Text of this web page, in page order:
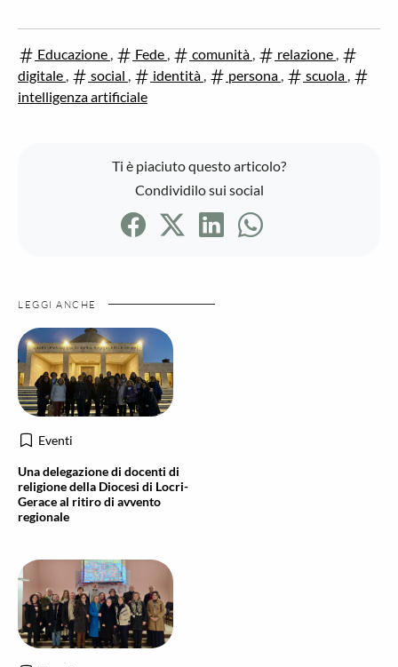
Educazione , Fede , comunità , relazione ,
digitale , social , identità , persona , scuola ,
intelligenza artificiale
Ti è piaciuto questo articolo?
Condividilo sui social
LEGGI ANCHE
Eventi
Una delegazione di docenti di
religione della Diocesi di Locri-
Gerace al ritiro di avvento
regionale